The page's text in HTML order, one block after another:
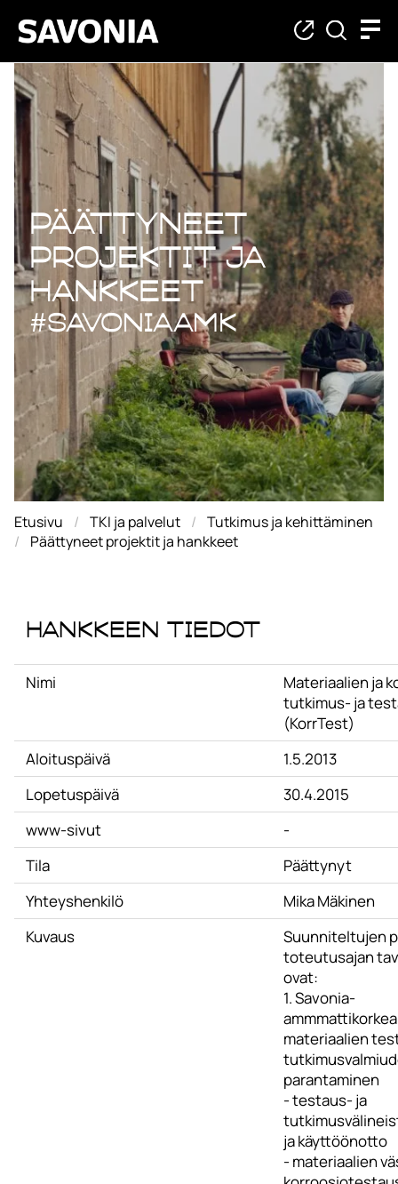
Päättyneet
Päättyneet
projektit ja
hankkeet
#savoniaAMK
Etusivu TKI ja palvelut
Tutkimus ja kehittäminen
Päättyneet projektit ja hankkeet
Hankkeen tiedot
Nimi
Materiaalien ja
tutkimus- ja
(KorrTest)
Aloituspäivä
1.5.2013
Lopetuspäivä
30.4.2015
www-sivut
-
Tila
Päättynyt
Yhteyshenkilö
Mika Mäkinen
Kuvaus
Suunniteltujen
toteutusajan
ovat:
1. Savonia-
materiaalien
parantaminen
- testaus- ja
ja käyttöönotto
- materiaalien